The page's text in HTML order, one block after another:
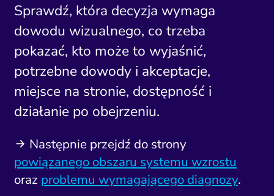
Sprawdź, która decyzja wymaga
dowodu wizualnego, co trzeba
pokazać, kto może to wyjaśnić,
potrzebne dowody i akceptacje,
miejsce na stronie, dostępność i
działanie po obejrzeniu.
Następnie przejdź do strony
powiązanego obszaru systemu wzrostu
oraz problemu wymagającego diagnozy.